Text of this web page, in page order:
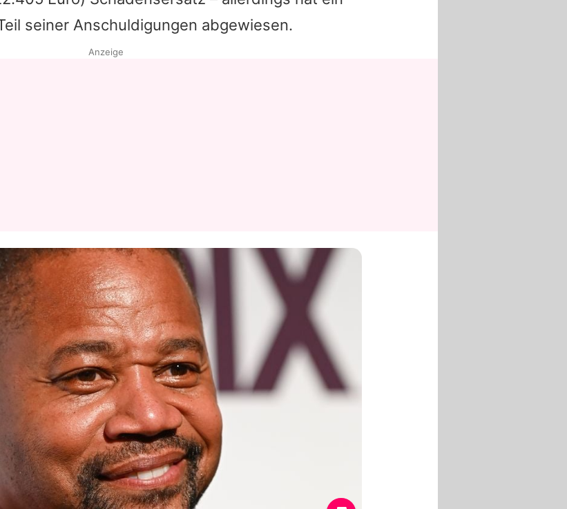
seiner Anschuldigungen abgewiesen.
Anzeige